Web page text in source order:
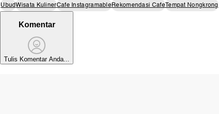
UbudWisata KulinerCafe InstagramableRekomendasi CafeTempat Nongkrong
Komentar
Tulis Komentar Anda...